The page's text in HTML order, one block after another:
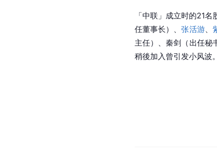
「中联 」成立时的21
任董事长）、张活游、
主任）、秦剑（出任秘
稍後加入曾引发小风波